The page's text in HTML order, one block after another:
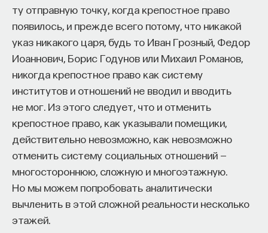
ту отправную точку, когда крепостное право
появилось, и прежде всего потому, что никакой
указ никакого царя, будь то Иван Грозный, Федор
Иоаннович, Борис Годунов или Михаил Романов,
никогда крепостное право как систему
институтов и отношений не вводил и вводить
не мог. Из этого следует, что и отменить
крепостное право, как указывали помещики,
действительно невозможно, как невозможно
отменить систему социальных отношений —
многостороннюю, сложную и многоэтажную.
Но мы можем попробовать аналитически
вычленить в этой сложной реальности несколько
этажей.
3/10/2025
НАПИСАТЬ НАМ
НАД МАТЕРИАЛОМ РАБОТАЛИ
Вячеслав Дубынин
доктор биологических наук, профессор
кафедры физиологии человека и животных
биологического факультета МГУ
им. М. В. Ломоносова, специалист в области
физиологии мозга
своей основной задачей видел умиротворение
противоборствующих сторон любыми
способами. Люди Средневековья считали, что
на земле правит относительная правда,
а истина известна только Богу, — но приблизиться
к этой гармонии, важно договориться.
«Согласие» — слово, которое для нас никак
не связано с гармонией, а для латинского
сознания Средневековья очень близко
к звучащему на латыни словуharmonia.
«Согласие» по-латыни будет consensu. Все общие
процессы, в том числе совместное пение или
приход к согласию на суде, возможны, когда люди
нашли единую гармонию.